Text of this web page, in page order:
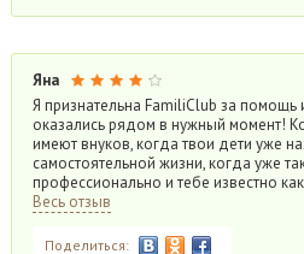
Яна
Я признательна FamiliClub за помощь
оказались рядом в нужный момент!
имеют внуков, когда твои дети уже
самостоятельной жизни, когда уже
профессионально и тебе известно
Весь отзыв
Поделиться: